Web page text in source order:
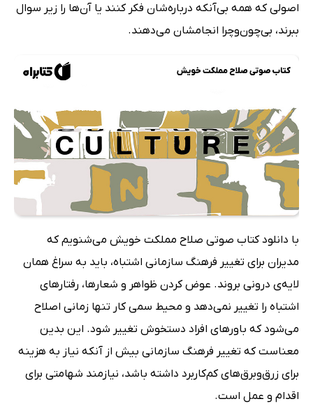
اصولی که همه بی‌آنکه درباره‌شان فکر کنند یا آن‌ها را زیر سوال
ببرند، بی‌چون‌وچرا انجامشان می‌دهند.
با دانلود کتاب صوتی صلاح مملکت خویش می‌شنویم که
مدیران برای تغییر فرهنگ سازمانی اشتباه، باید به سراغ همان
لایه‌ی درونی بروند. عوض کردن ظواهر و شعارها، رفتارهای
اشتباه را تغییر نمی‌دهد و محیط سمی کار تنها زمانی اصلاح
می‌شود که باورهای افراد دستخوش تغییر شود. این بدین
معناست که تغییر فرهنگ سازمانی بیش از آنکه نیاز به هزینه
برای زرق‌وبرق‌های کم‌کاربرد داشته باشد، نیازمند شهامتی برای
اقدام و عمل است.